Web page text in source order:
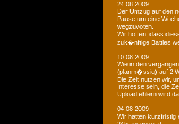
24.08.2009
Der Umzug auf den
Pause um eine
wegzuvoten.
Wir hoffen, dass
zuk�nftige Battles
10.08.2009
Wie in den
(planm�ssig) auf 2
Die Zeit nutzen wir,
Interesse sein, die
Uploadfehlern wird
04.08.2009
Wir hatten kurzfristig